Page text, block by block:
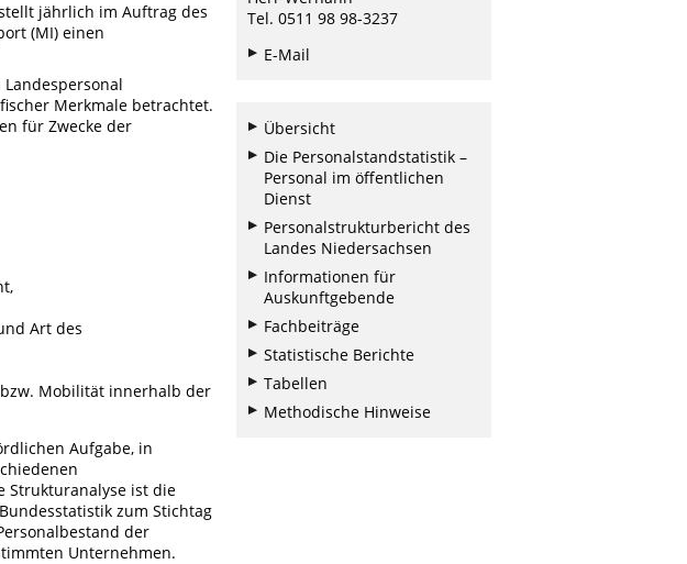
jährlich im Auftrag des
(MI) einen
Merkmale betrachtet.
für Zwecke der
Art des
Mobilität innerhalb der
Aufgabe, in
Strukturanalyse ist die
zum Stichtag
der
Unternehmen.
Tel. 0511 98 98-3237
E-Mail
Übersicht
Die Personalstandstatistik –
Personal im öffentlichen
Dienst
Personalstrukturbericht des
Landes Niedersachsen
Informationen für
Auskunftgebende
Fachbeiträge
Statistische Berichte
Tabellen
Methodische Hinweise